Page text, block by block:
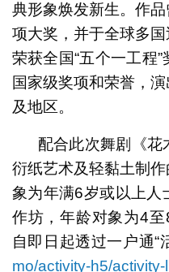
典形象焕发新生。作
项大奖，并于全球多
荣获全国“五个一工程
国家级奖项和荣誉，
及地区。
配合此次舞剧《花
衍纸艺术及轻黏土制
象为年满6岁或以上人
作坊，年龄对象为4
自即日起透过一户通“
mo/activity-h5/activity-